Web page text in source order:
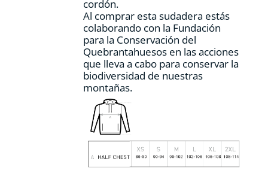
cordón.
Al comprar esta sudadera estás
colaborando con la Fundación
para la Conservación del
Quebrantahuesos en las acciones
que lleva a cabo para conservar la
biodiversidad de nuestras
montañas.